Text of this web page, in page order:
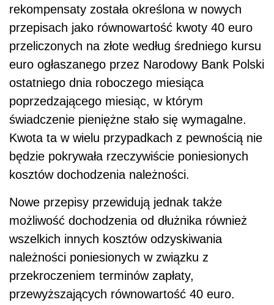
rekompensaty została określona w nowych
przepisach jako równowartość kwoty 40 euro
przeliczonych na złote według średniego kursu
euro ogłaszanego przez Narodowy Bank Polski
ostatniego dnia roboczego miesiąca
poprzedzającego miesiąc, w którym
świadczenie pieniężne stało się wymagalne.
Kwota ta w wielu przypadkach z pewnością nie
będzie pokrywała rzeczywiście poniesionych
kosztów dochodzenia należności.
Nowe przepisy przewidują jednak także
możliwość dochodzenia od dłużnika również
wszelkich innych kosztów odzyskiwania
należności poniesionych w związku z
przekroczeniem terminów zapłaty,
przewyższających równowartość 40 euro.